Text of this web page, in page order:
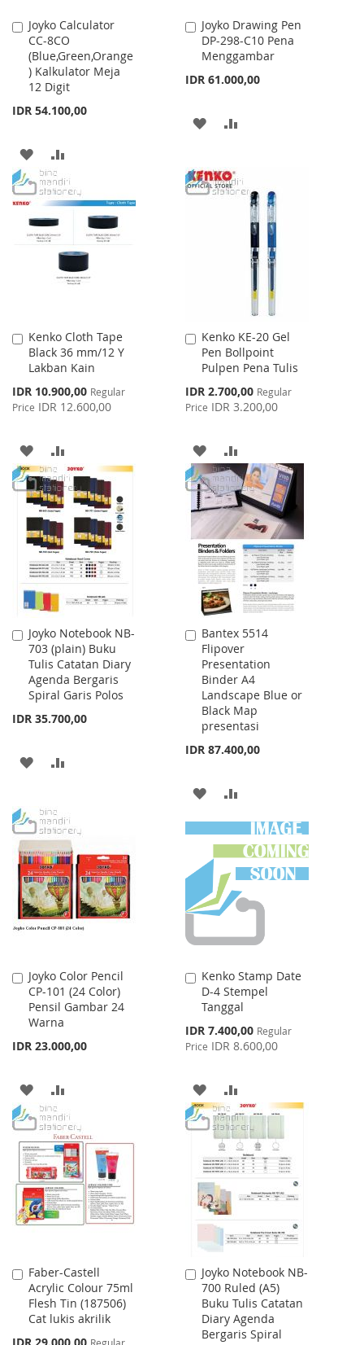
Joyko Calculator
CC-8CO
(Blue,Green,Orange
) Kalkulator Meja
12 Digit
IDR 54.100,00
Add
to
Cart
ADD
TO
WISH
LIST
TO
COMPARE
Joyko Drawing Pen
DP-298-C10 Pena
Menggambar
IDR 61.000,00
Add
to
Cart
ADD
WISHCOMPARE
Kenko Cloth Tape
Black 36 mm/12 Y
Lakban Kain
Special
Price
IDR 10.900,00 Regular
Price IDR 12.600,00
Add
to
Cart
ADD
TO
WISH
LIST
TO
COMPARE
Kenko KE-20 Gel
Pen Bollpoint
Pulpen Pena Tulis
Special
Price
IDR 2.700,00 Regular
Price IDR 3.200,00
Add
to
Cart
ADD
TO
WISH
LIST
TO
COMPARE
Joyko Notebook NB-
703 (plain) Buku
Tulis Catatan Diary
Agenda Bergaris
Spiral Garis Polos
IDR 35.700,00
Add
to
Cart
ADD
WISHCOMPARE
Bantex 5514
Flipover
Presentation
Binder A4
Landscape Blue or
Black Map
presentasi
IDR 87.400,00
Add
to
Cart
ADD
TO
WISH
LIST
TO
COMPARE
Joyko Color Pencil
CP-101 (24 Color)
Pensil Gambar 24
Warna
IDR 23.000,00
Add
to
Cart
ADD
TO
WISH
LIST
TO
COMPARE
Kenko Stamp Date
D-4 Stempel
Tanggal
Special
Price
IDR 7.400,00 Regular
Price IDR 8.600,00
Add
to
Cart
ADD
TO
WISH
LIST
TO
COMPARE
Faber-Castell
Acrylic Colour 75ml
Flesh Tin (187506)
Cat lukis akrilik
Special
Add
to
Cart
Joyko Notebook NB-
700 Ruled (A5)
Buku Tulis Catatan
Diary Agenda
Bergaris Spiral
Add
to
Cart